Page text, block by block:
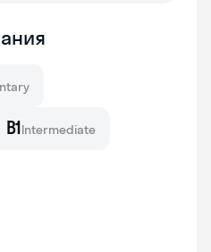
B1Intermediate